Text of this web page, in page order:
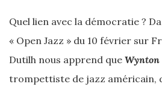
Quel lien avec la démocratie ?
« Open Jazz » du 10 février sur
Dutilh nous apprend que
trompettiste de jazz américain,